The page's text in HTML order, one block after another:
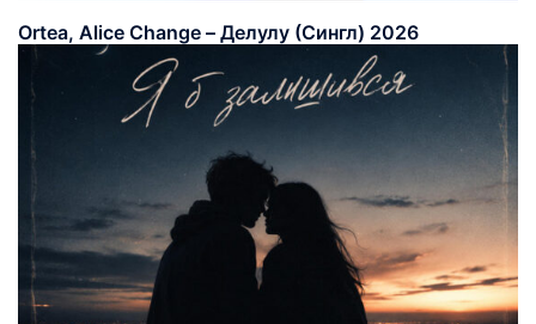
Ortea, Alice Change – Делулу (Сингл) 2026